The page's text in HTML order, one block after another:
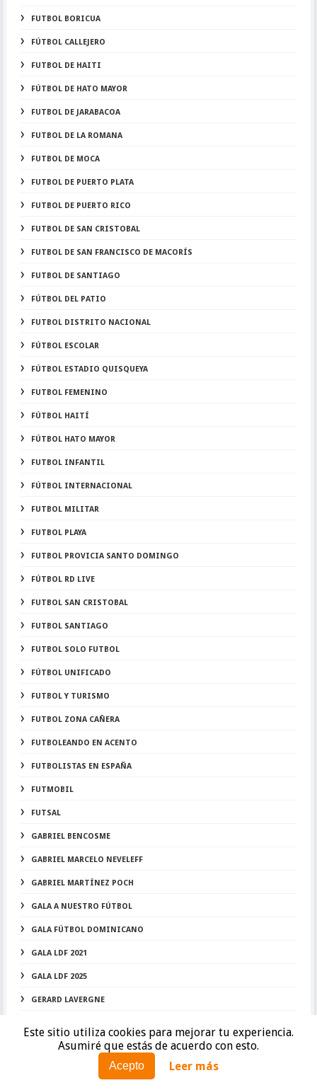
Este sitio utiliza cookies para mejorar tu experiencia.
Asumiré que estás de acuerdo con esto.
Acepto Leer más
FUTBOL BORICUA
FÚTBOL CALLEJERO
FUTBOL DE HAITI
FÚTBOL DE HATO MAYOR
FUTBOL DE JARABACOA
FUTBOL DE LA ROMANA
FUTBOL DE MOCA
FUTBOL DE PUERTO PLATA
FUTBOL DE PUERTO RICO
FUTBOL DE SAN CRISTOBAL
FUTBOL DE SAN FRANCISCO DE MACORÍS
FUTBOL DE SANTIAGO
FÚTBOL DEL PATIO
FUTBOL DISTRITO NACIONAL
FÚTBOL ESCOLAR
FÚTBOL ESTADIO QUISQUEYA
FUTBOL FEMENINO
FÚTBOL HAITÍ
FÚTBOL HATO MAYOR
FUTBOL INFANTIL
FÚTBOL INTERNACIONAL
FUTBOL MILITAR
FUTBOL PLAYA
FUTBOL PROVICIA SANTO DOMINGO
FÚTBOL RD LIVE
FUTBOL SAN CRISTOBAL
FUTBOL SANTIAGO
FUTBOL SOLO FUTBOL
FÚTBOL UNIFICADO
FUTBOL Y TURISMO
FUTBOL ZONA CAÑERA
FUTBOLEANDO EN ACENTO
FUTBOLISTAS EN ESPAÑA
FUTMOBIL
FUTSAL
GABRIEL BENCOSME
GABRIEL MARCELO NEVELEFF
GABRIEL MARTÍNEZ POCH
GALA A NUESTRO FÚTBOL
GALA FÚTBOL DOMINICANO
GALA LDF 2021
GALA LDF 2025
GERARD LAVERGNE
GIAN CARLOS DOMÍNGUEZ ABAD
GIANNI CAVAGLIANO